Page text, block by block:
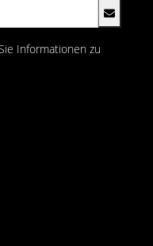
Informationen zu